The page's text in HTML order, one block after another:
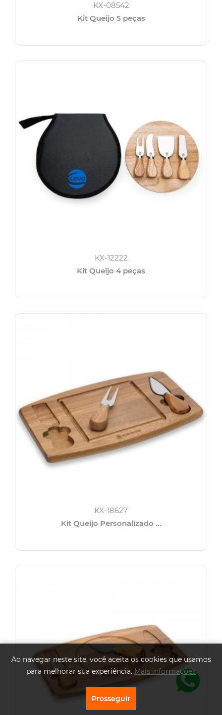
KX-08542
Kit Queijo 5 peças
KX-12222
Kit Queijo 4 peças
KX-18627
Kit Queijo Personalizado ...
Ao navegar neste site, você aceita os cookies que usamos
para melhorar sua experiência. Mais informações
Prosseguir